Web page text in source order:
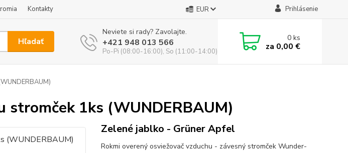
Kontakty EUR Prihlásenie
Hľadať
Neviete si rady? Zavolajte.
+421 948 013 566
Po-Pi (08:00-16:00), So (11:00-14:00)
0ks
za 0,00 €
stromček 1ks (WUNDERBAUM)
Zelené jablko - Grüner Apfel
Rokmi overený osviežovač vzduchu - závesný stromček Wunder-